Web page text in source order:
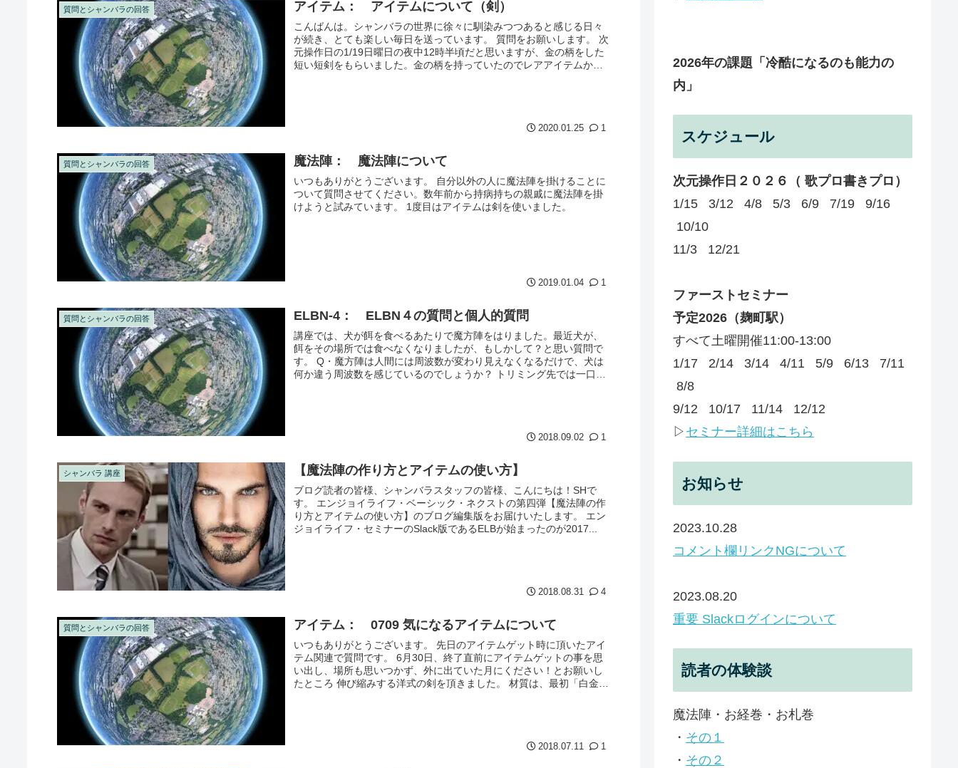
質問とシャンバラの回答 アイテム： アイテムについて（剣）
こんばんは。シャンバラの世界に徐々に馴染みつつあると感じる日々
が続き、とても楽しい毎日を送っています。 質問をお願いします。 次
元操作日の1/19日曜日の夜中12時半頃だと思いますが、金の柄をした
短い短剣をもらいました。金の柄を持っていたのでレアアイテムかな
2020.01.25 1
質問とシャンバラの回答 魔法陣： 魔法陣について
いつもありがとうございます。 自分以外の人に魔法陣を掛けることに
ついて質問させてください。数年前から持病持ちの親戚に魔法陣を掛
けようと試みています。 1度目はアイテムは剣を使いました。
2019.01.04 1
質問とシャンバラの回答 ELBN-4： ELBN４の質問と個人的質問
講座では、犬が餌を食べるあたりで魔方陣をはりました。最近犬が、
餌をその場所では食べなくなりましたが、もしかして？と思い質問で
す。 Q・魔方陣は人間には周波数が変わり見えなくなるだけで、犬は
何か違う周波数を感じているのでしょうか？ トリミング先では一口も
2018.09.02 1
シャンバラ 講座 【魔法陣の作り方とアイテムの使い方】
ブログ読者の皆様、シャンバラスタッフの皆様、こんにちは！SHで
す。 エンジョイライフ・ベーシック・ネクストの第四弾【魔法陣の作
り方とアイテムの使い方】のブログ編集版をお届けいたします。 エン
ジョイライフ・セミナーのSlack版であるELBが始まったのが2017...
2018.08.31 4
質問とシャンバラの回答 アイテム： 0709 気になるアイテムについて
いつもありがとうございます。 先日のアイテムゲット時に頂いたアイ
テム関連で質問です。 6月30日、終了直前にアイテムゲットの事を思
い出し、場所も思いつかず、外に出ていた月にください！とお願いし
たところ 伸び縮みする洋式の剣を頂きました。 材質は、最初「白金」
2018.07.11 1
2026年の課題 「冷酷になるのも能力の
内」
スケジュール
次元操作日２０２６（ 歌プロ書きプロ）
1/15 3/12 4/8 5/3 6/9 7/19 9/16
10/10
11/3 12/21
ファーストセミナー
予定2026 （麹町駅）
すべて土曜開催11:00-13:00
1/17 2/14 3/14 4/11 5/9 6/13 7/11
8/8
9/12 10/17 11/14 12/12
▷ セミナー詳細はこちら
お知らせ
2023.10.28
コメント欄リンクNGについて
2023.08.20
重要 Slackログインについて
読者の体験談
魔法陣・お経巻・お札巻
・ その１
・ その２